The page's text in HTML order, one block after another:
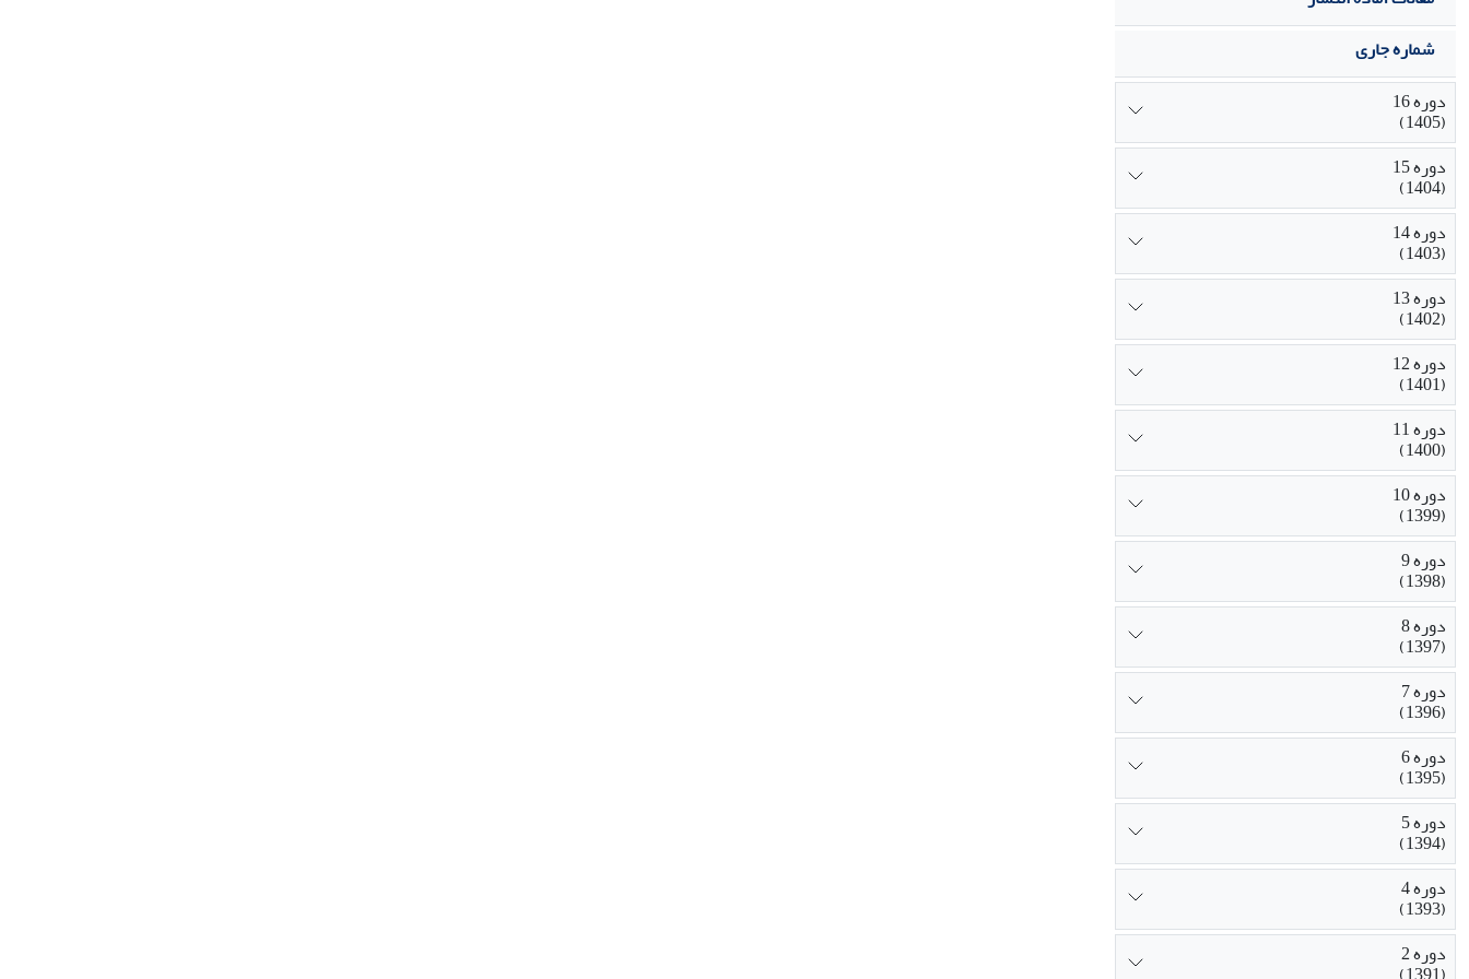
شماره جاری
دوره 16
(1405)
دوره 15
(1404)
دوره 14
(1403)
دوره 13
(1402)
دوره 12
(1401)
دوره 11
(1400)
دوره 10
(1399)
دوره 9
(1398)
دوره 8
(1397)
دوره 7
(1396)
دوره 6
(1395)
دوره 5
(1394)
دوره 4
(1393)
دوره 2